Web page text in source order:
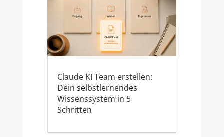
Claude KI Team erstellen:
Dein selbstlernendes
Wissenssystem in 5
Schritten